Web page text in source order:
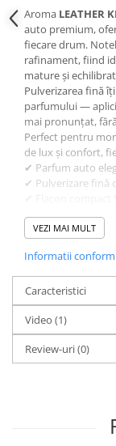
Difuzoare de
Rezerve pentru
HoReCa
Producție și
Ceruri și materii prime pentru
lumânări
Parfumuri pentru
Sapunuri &
Materii Prime &
& Tech)
Profesionale
Flacoane &
Soluții Retail, B2B
(Volume Mari)
Parfum pentru
Uleiuri parfumate
Aroma LEATHER
auto premium,
fiecare drum.
rafinament, fiind
mature și
Pulverizarea fină
parfumului —
mai pronunțat,
Perfect pentru
de lux și confort,
✔ Parfum auto
✔ Pulverizare fină
✔ Potrivit și pentru
✔ Produs fabricat
Alege aroma
mașinii într-un
Aroma®.
Disponibil și în
VEZI MAI MULT
Informatii
Caracteristici
Video (1)
Review-uri(0)